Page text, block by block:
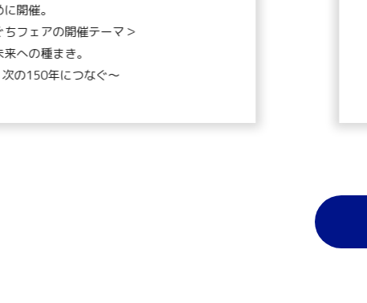
開催。
フェアの開催テーマ＞
への種まき。
の150年につなぐ〜